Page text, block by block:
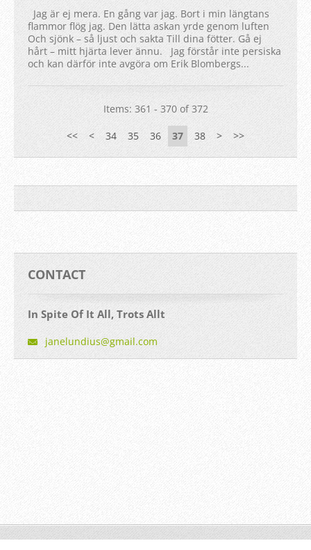
Jag är ej mera. En gång var jag. Bort i min längtans
flammor flög jag. Den lätta askan yrde genom luften
Och sjönk – så ljust och sakta Till dina fötter. Gå ej
hårt – mitt hjärta lever ännu. Jag förstår inte persiska
och kan därför inte avgöra om Erik Blombergs...
Items: 361 - 370 of 372
<< < 34 35 36 37 38 > >>
CONTACT
In Spite Of It All, Trots Allt
janelundius@gmail.com